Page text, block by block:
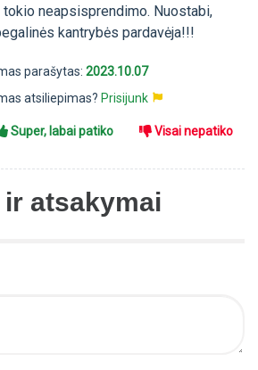
neapsisprendimo. Nuostabi,
kantrybės pardavėja!!!
parašytas: 2023.10.07
atsiliepimas? Prisijunk
Super, labai patiko Visai nepatiko
atsakymai